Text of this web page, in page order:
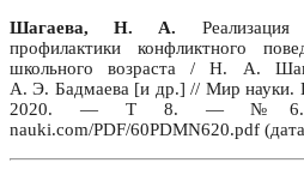
Шагаева, Н. А. Реализация
профилактики конфликтного
школьного возраста / Н. А.
А. Э. Бадмаева [и др.] // Мир науки.
2020. — Т 8. — №6. —
nauki.com/PDF/60PDMN620.pdf